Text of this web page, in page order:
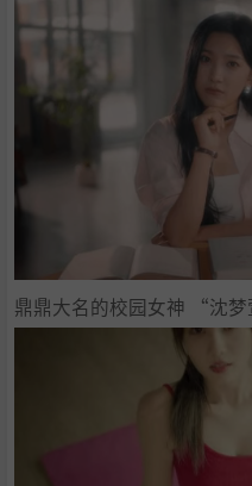
鼎鼎大名的校园女神 “沈梦